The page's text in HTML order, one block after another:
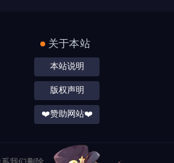
关于本站
本站说明
版权声明
❤️赞助网站❤️